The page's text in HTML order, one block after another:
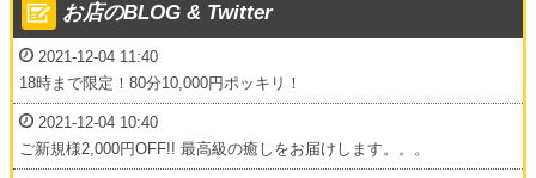
お店のBLOG & Twitter
2021-12-04 11:40
18時まで限定！80分10,000円ポッキリ！
2021-12-04 10:40
ご新規様2,000円OFF!! 最高級の癒しをお届けします。。。